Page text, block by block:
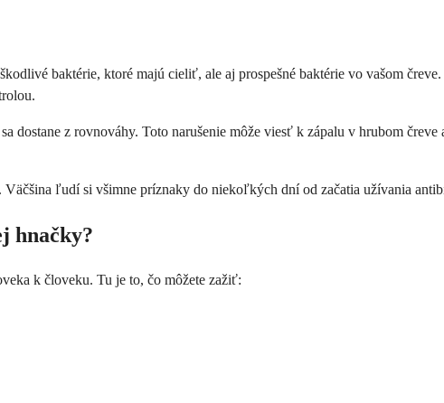
baktérie, ktoré majú cieliť, ale aj prospešné baktérie vo vašom
dostane z rovnováhy. Toto narušenie môže viesť k zápalu v hrubom
ľudí si všimne príznaky do niekoľkých dní od začatia užívania
hnačky?
k človeku. Tu je to, čo môžete zažiť: